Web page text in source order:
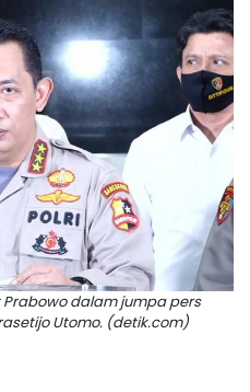
Prabowo dalam jumpa pers
Utomo. (detik.com)